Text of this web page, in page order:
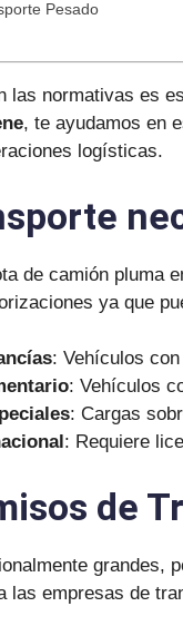
Pesado
normativas es
, te ayudamos en
logísticas.
de camión pluma
ya que
: Vehículos
: Vehículos
: Cargas
: Requiere
de
grandes,
las empresas de